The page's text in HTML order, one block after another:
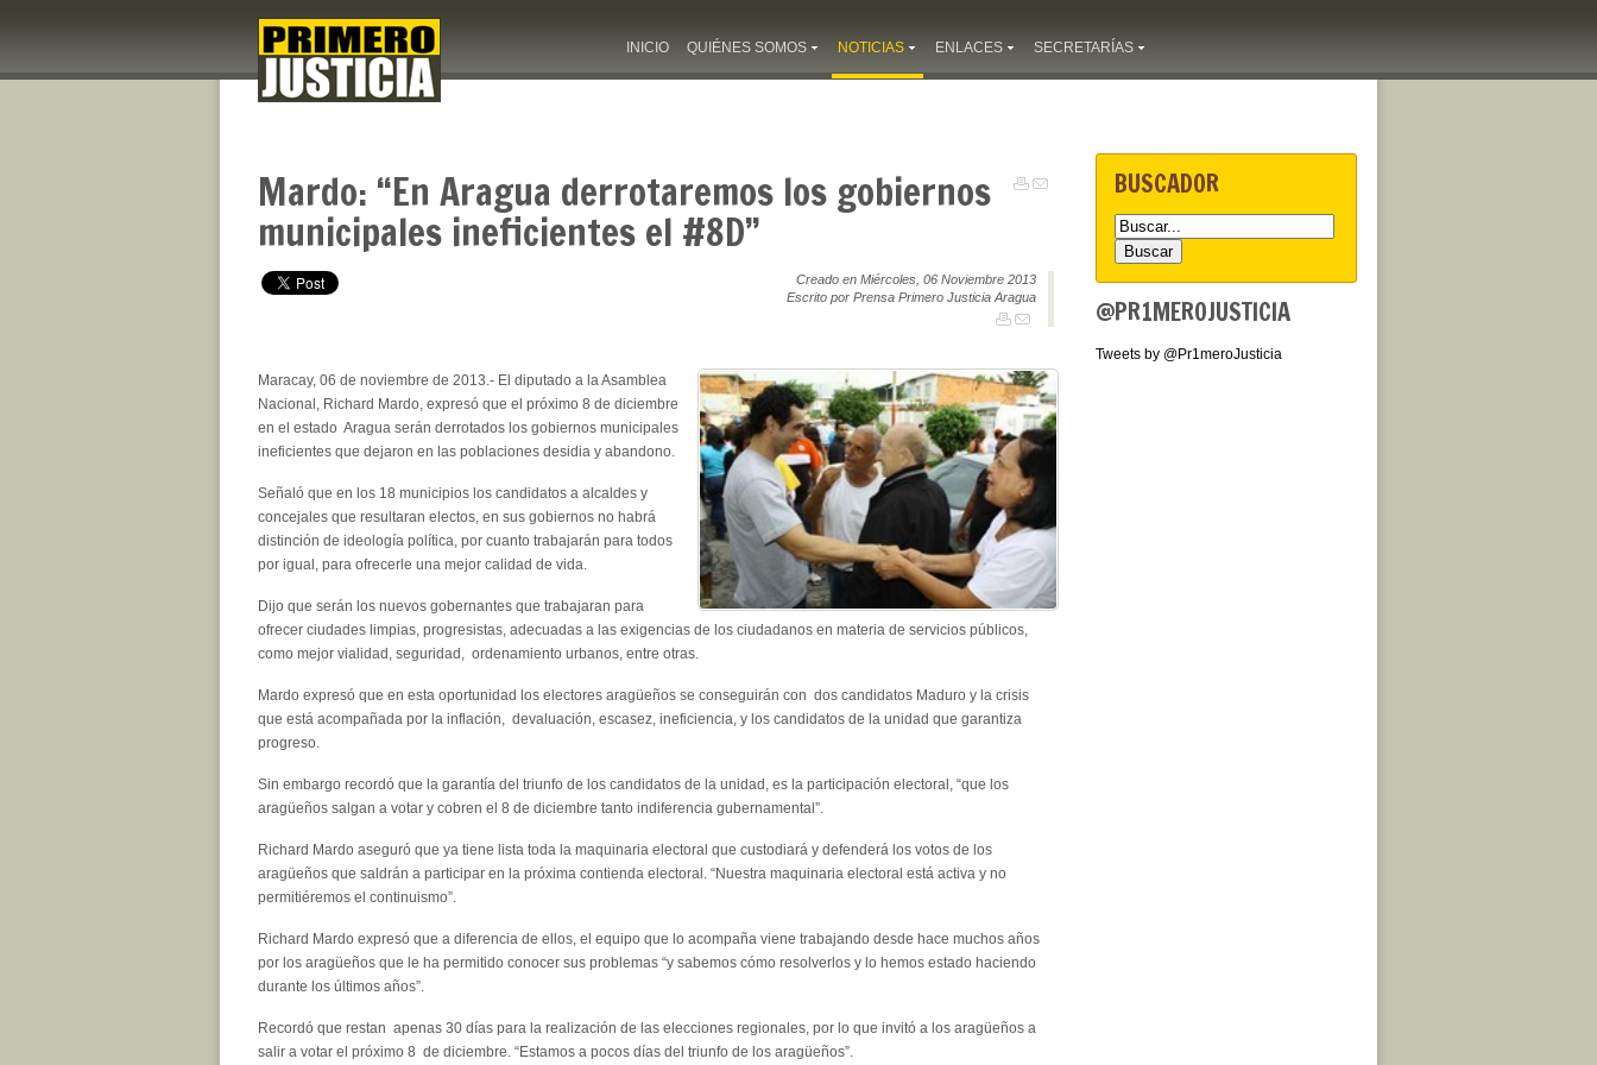
INICIO QUIÉNES SOMOS NOTICIAS ENLACES SECRETARÍAS
Mardo: “En Aragua derrotaremos los gobiernos
municipales ineficientes el #8D”
Creado en Miércoles, 06 Noviembre 2013
Escrito por Prensa Primero Justicia Aragua
Maracay, 06 de noviembre de 2013.- El diputado a la Asamblea
Nacional, Richard Mardo, expresó que el próximo 8 de diciembre
en el estado Aragua serán derrotados los gobiernos municipales
ineficientes que dejaron en las poblaciones desidia y abandono.
Señaló que en los 18 municipios los candidatos a alcaldes y
concejales que resultaran electos, en sus gobiernos no habrá
distinción de ideología política, por cuanto trabajarán para todos
por igual, para ofrecerle una mejor calidad de vida.
Dijo que serán los nuevos gobernantes que trabajaran para
ofrecer ciudades limpias, progresistas, adecuadas a las exigencias de los ciudadanos en materia de servicios públicos,
como mejor vialidad, seguridad, ordenamiento urbanos, entre otras.
Mardo expresó que en esta oportunidad los electores aragüeños se conseguirán con dos candidatos Maduro y la crisis
que está acompañada por la inflación, devaluación, escasez, ineficiencia, y los candidatos de la unidad que garantiza
progreso.
Sin embargo recordó que la garantía del triunfo de los candidatos de la unidad, es la participación electoral, “que los
aragüeños salgan a votar y cobren el 8 de diciembre tanto indiferencia gubernamental”.
Richard Mardo aseguró que ya tiene lista toda la maquinaria electoral que custodiará y defenderá los votos de los
aragüeños que saldrán a participar en la próxima contienda electoral. “Nuestra maquinaria electoral está activa y no
permitiéremos el continuismo”.
Richard Mardo expresó que a diferencia de ellos, el equipo que lo acompaña viene trabajando desde hace muchos años
por los aragüeños que le ha permitido conocer sus problemas “y sabemos cómo resolverlos y lo hemos estado haciendo
durante los últimos años”.
Recordó que restan apenas 30 días para la realización de las elecciones regionales, por lo que invitó a los aragüeños a
salir a votar el próximo 8 de diciembre. “Estamos a pocos días del triunfo de los aragüeños”.
BUSCADOR
@PR1MEROJUSTICIA
Tweets by @Pr1meroJusticia